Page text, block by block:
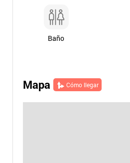
Baño
Mapa Cómo llegar